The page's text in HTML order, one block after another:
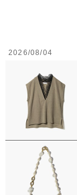
2026/08/04